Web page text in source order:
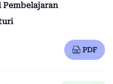
Pembelajaran
PDF